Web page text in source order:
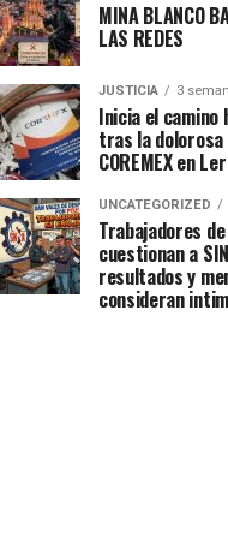
MINA BLANCO
LAS REDES
JUSTICIA 3
Inicia el camino
tras la
COREMEX en
UNCATEGORIZED
Trabajadores
cuestionan a
resultados y
consideran